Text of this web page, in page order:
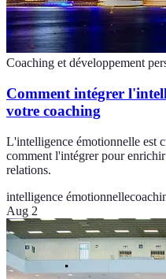
Coaching et développement
Comment intégrer
votre coaching
L'intelligence émotionnelle est
comment l'intégrer pour
relations.
intelligence émotionnelle
Aug 2